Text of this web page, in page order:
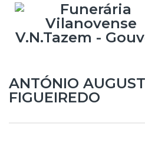
ANTÓNIO
FIGUEIREDO